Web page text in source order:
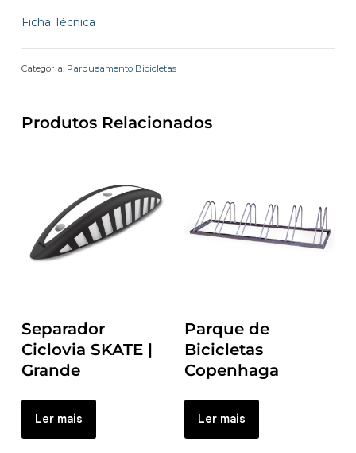
Ficha Técnica
Categoria: Parqueamento Bicicletas
Produtos Relacionados
Separador
Ciclovia SKATE |
Grande
Ler mais
Parque de
Bicicletas
Copenhaga
Ler mais